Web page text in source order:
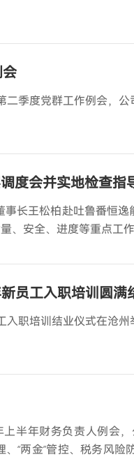
季度党群工作例会，
度会并实地检查指
事长王松柏赴吐鲁番恒
、安全、进度等重点工作
员工入职培训圆满
入职培训结业仪式在沧
半年财务负责人例会
“两金”管控、税务风